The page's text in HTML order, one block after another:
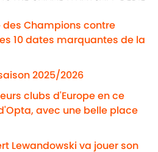
des Champions contre
10 dates marquantes de la
2025/2026
clubs d'Europe en ce
avec une belle place
Lewandowski va jouer son